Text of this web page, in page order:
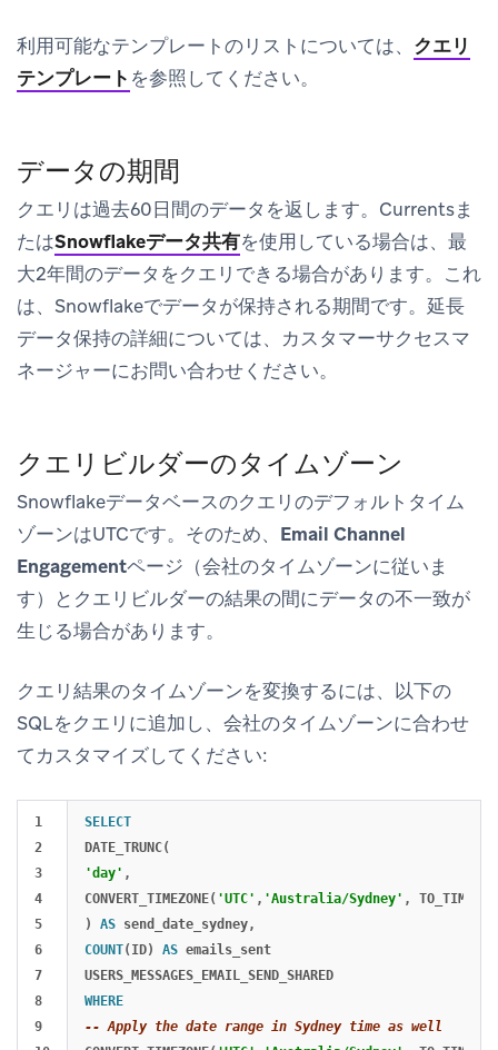
利用可能なテンプレートのリストについては、 クエリ
テンプレート を参照してください。
データの期間
クエリは過去60日間のデータを返します。Currentsま
たはSnowflakeデータ共有を使用している場合は、最
大2年間のデータをクエリできる場合があります。これ
は、Snowflakeでデータが保持される期間です。延長
データ保持の詳細については、カスタマーサクセスマ
ネージャーにお問い合わせください。
クエリビルダーのタイムゾーン
Snowflakeデータベースのクエリのデフォルトタイム
ゾーンはUTCです。そのため、 Email Channel
Engagementページ（会社のタイムゾーンに従いま
す）とクエリビルダーの結果の間にデータの不一致が
生じる場合があります。
クエリ結果のタイムゾーンを変換するには、以下の
SQLをクエリに追加し、会社のタイムゾーンに合わせ
てカスタマイズしてください:
1
2
3
4
5
6
7
8
9
SELECT
DATE_TRUNC(
'day' ,
CONVERT_TIMEZONE( 'UTC' , 'Australia/Sydney' ,
)
AS send_date_sydney,
COUNT( ID) AS emails_sent
USERS_MESSAGES_EMAIL_SEND_SHARED
WHERE
-- Apply the date range in Sydney time as well